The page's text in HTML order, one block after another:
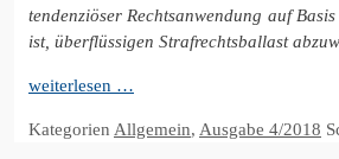
tendenziöser Rechtsanwendung auf
ist, überflüssigen Strafrechtsballast
weiterlesen …
Kategorien Allgemein, Ausgabe 4/2018